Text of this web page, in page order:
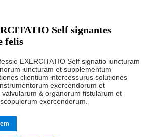
Self signantes
felis
EXERCITATIO Self signatio iuncturam
iuncturam et supplementum
clientium intercessurus solutiones
exercendorum et
& organorum fistularum et
exercendorum.